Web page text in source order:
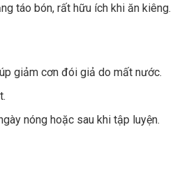
táo bón, rất hữu ích khi ăn kiêng.
giảm cơn đói giả do mất nước.
nóng hoặc sau khi tập luyện.